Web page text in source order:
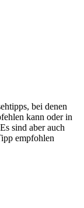
bei denen
kann oder in
sind aber auch
empfohlen